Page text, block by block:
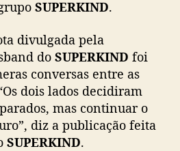
a
i
s
b
a
d
d
SUPERKIND.
divulgada pela
do SUPERKIND foi
conversas entre as
dois lados decidiram
mas continuar o
diz a publicação feita
SUPERKIND.